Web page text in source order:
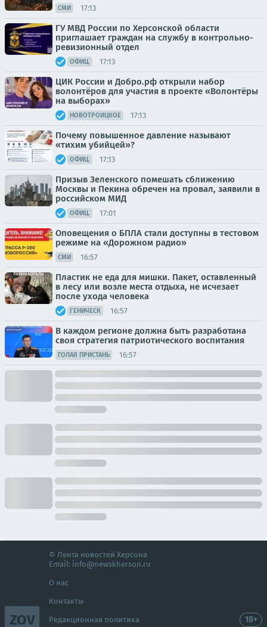
СМИ 17:13
ГУ МВД России по Херсонской области
приглашает граждан на службу в контрольно-
ревизионный отдел
ОФИЦ. 17:13
ЦИК России и Добро.рф открыли набор
волонтёров для участия в проекте «Волонтёры
на выборах»
НОВОТРОИЦКОЕ 17:13
Почему повышенное давление называют
«тихим убийцей»?
ОФИЦ. 17:13
Призыв Зеленского помешать сближению
Москвы и Пекина обречен на провал, заявили в
российском МИД
ОФИЦ. 17:01
Оповещения о БПЛА стали доступны в тестовом
режиме на «Дорожном радио»
СМИ 16:57
Пластик не еда для мишки. Пакет, оставленный
в лесу или возле места отдыха, не исчезает
после ухода человека
ГЕНИЧЕСК 16:57
В каждом регионе должна быть разработана
своя стратегия патриотического воспитания
ГОЛАЯ ПРИСТАНЬ 16:57
ZOV
© Лента новостей Херсона
Email: info@newskherson.ru
О нас
Контакты
Редакционная политика 18+